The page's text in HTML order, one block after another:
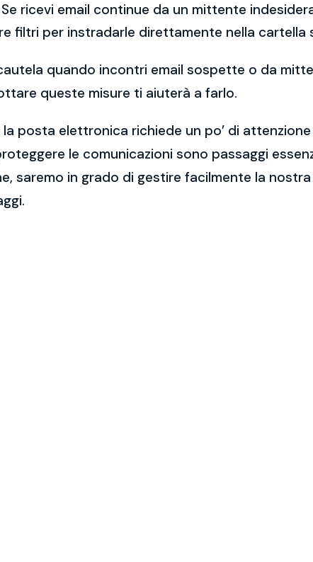
Se ricevi email continue da un mittente
filtri per instradarle direttamente nella cartella
quando incontri email sospette o da
queste misure ti aiuterà a farlo.
posta elettronica richiede un po’ di attenzione
le comunicazioni sono passaggi
saremo in grado di gestire facilmente la